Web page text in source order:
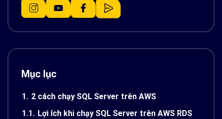
Mục lục
1. 2 cách chạy SQL Server trên AWS
1.1. Lợi ích khi chạy SQL Server trên AWS RDS